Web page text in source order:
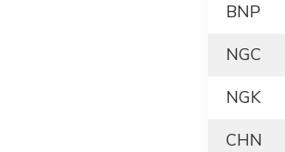
BNP
NGC
NGK
CHN